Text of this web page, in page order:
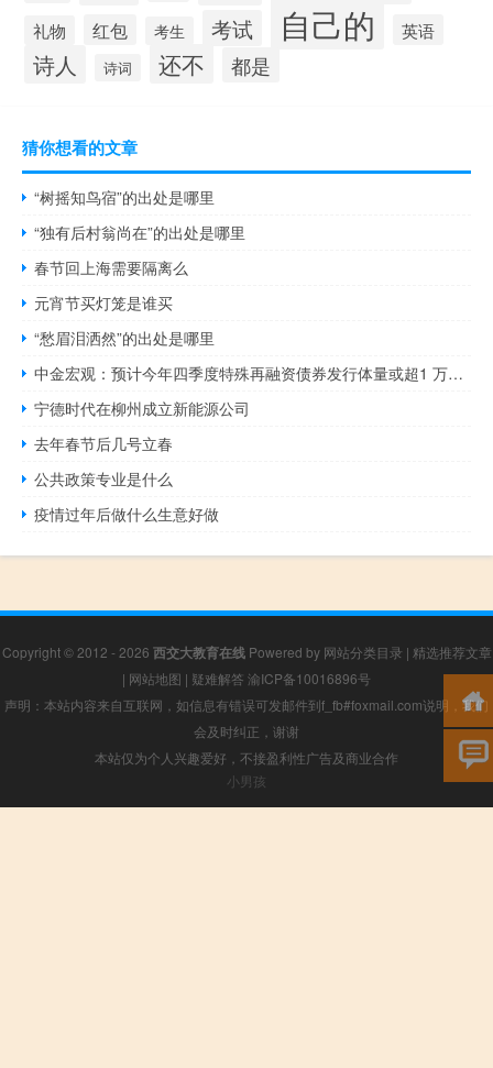
礼物 红包 考生 考试 自己的 英语
诗人 诗词 还不 都是
猜你想看的文章
“树摇知鸟宿”的出处是哪里
“独有后村翁尚在”的出处是哪里
春节回上海需要隔离么
元宵节买灯笼是谁买
“愁眉泪洒然”的出处是哪里
中金宏观：预计今年四季度特殊再融资债券发行体量或超1 万亿元
宁德时代在柳州成立新能源公司
去年春节后几号立春
公共政策专业是什么
疫情过年后做什么生意好做
Copyright © 2012 - 2026 西交大教育在线Powered by 网站分类目录 | 精选推荐文章
| 网站地图 | 疑难解答 渝ICP备10016896号
声明：本站内容来自互联网，如信息有错误可发邮件到f_fb#foxmail.com说明，我们
会及时纠正，谢谢
本站仅为个人兴趣爱好，不接盈利性广告及商业合作
小男孩